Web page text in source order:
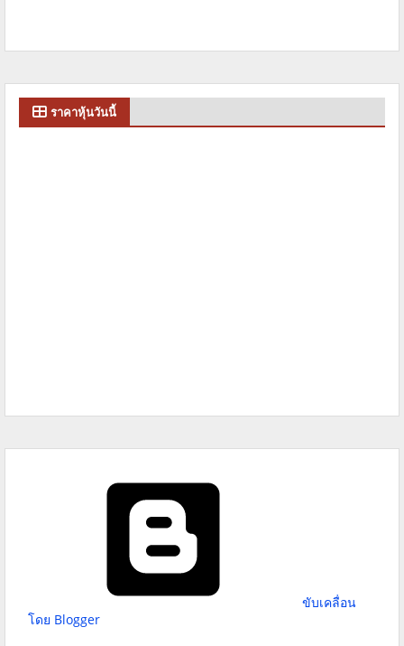
ราคาหุ้นวันนี้
ขับเคลื่อน
โดย Blogger